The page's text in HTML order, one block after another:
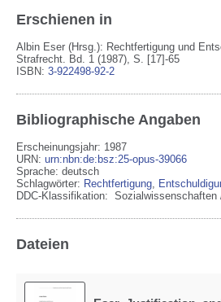
Erschienen in
Albin Eser (Hrsg.): Rechtfertigung und
Strafrecht. Bd. 1 (1987), S. [17]-65
ISBN: 3-922498-92-2
Bibliographische Angaben
Erscheinungsjahr: 1987
URN: urn:nbn:de:bsz:25-opus-39066
Sprache: deutsch
Schlagwörter: Rechtfertigung,
DDC-Klassifikation: Sozialwissenschaften
Dateien